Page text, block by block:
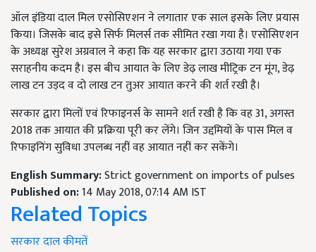
ऑल इंडिया दाल मिल एसोसिएशन ने लगातार एक साल इसके लिए प्रयास
किया। जिसके बाद इसे सिर्फ मिलर्स तक सीमित रखा गया है। एसोसिएशन
के अध्यक्ष सुरेश अग्रवाल ने कहा कि यह सरकार द्वारा उठाया गया एक
सराहनीय कदम है। इस बीच आयात के लिए डेढ़ लाख मीट्रिक टन मूंग, डेढ़
लाख टन उड़द व दो लाख टन तुअर आयात करने की शर्त रखी है।
सरकार द्वारा मिलों एवं रिफाइनर्स के सामने शर्त रखी है कि वह 31, अगस्त
2018 तक आयात की प्रक्रिया पूरी कर लेंगे। जिन उद्दमियों के पास मिल व
रिफाइनिंग सुविधा उपलब्ध नहीं वह आयात नहीं कर सकेंगे।
English Summary:Strict government on imports of pulses
Published on:14 May 2018, 07:14 AM IST
Related Topics
सरकारदालकीमतें